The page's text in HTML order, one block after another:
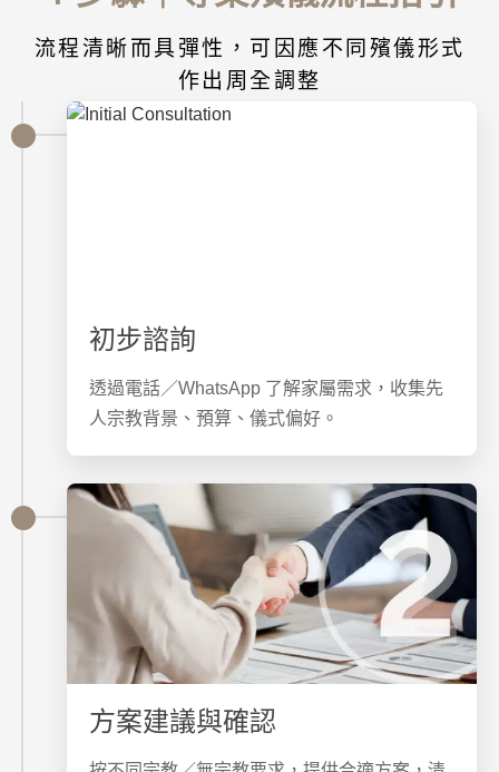
流程清晰而具彈性，可因應不同殯儀形式
作出周全調整
初步諮詢
透過電話／WhatsApp 了解家屬需求，收集先
人宗教背景、預算、儀式偏好。
方案建議與確認